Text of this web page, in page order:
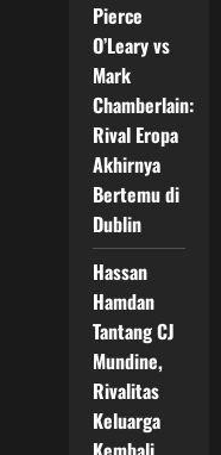
Pierce
O’Leary vs
Mark
Chamberlain:
Rival Eropa
Akhirnya
Bertemu di
Dublin
Hassan
Hamdan
Tantang CJ
Mundine,
Rivalitas
Keluarga